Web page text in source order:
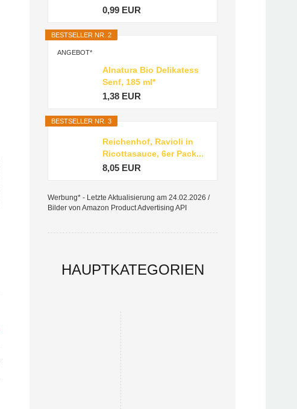
0,99 EUR
ANGEBOT*
BESTSELLER NR. 2
Alnatura Bio Delikatess
Senf, 185 ml*
1,38 EUR
BESTSELLER NR. 3
Reichenhof, Ravioli in
Ricottasauce, 6er Pack...
8,05 EUR
Werbung* - Letzte Aktualisierung am 24.02.2026 /
Bilder von Amazon Product Advertising API
HAUPTKATEGORIEN